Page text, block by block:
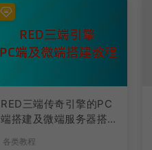
RED三端传奇引擎的PC
端搭建及微端服务器搭
各类教程